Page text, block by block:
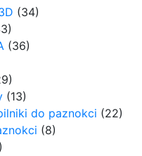
(34)
(36)
(13)
do paznokci (22)
(8)